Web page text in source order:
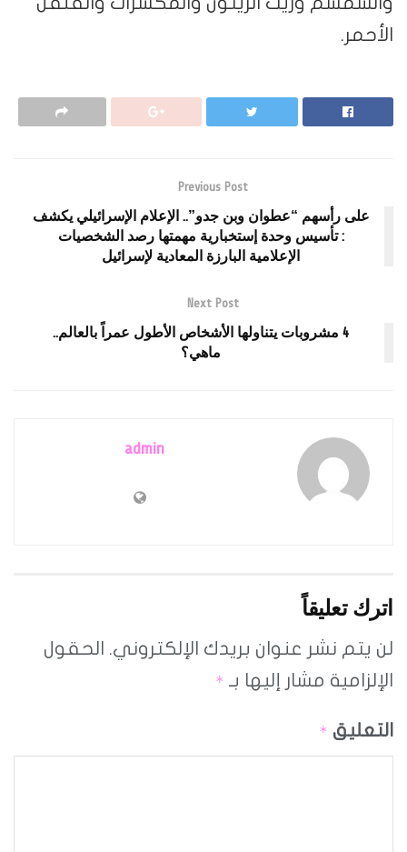
الأحمر.
Previous Post
على رأسهم “عطوان وبن جدو”.. الإعلام الإسرائيلي يكشف
: تأسيس وحدة إستخبارية مهمتها رصد الشخصيات
الإعلامية البارزة المعادية لإسرائيل
Next Post
4 مشروبات يتناولها الأشخاص الأطول عمراً بالعالم..
ماهي؟
admin
اترك تعليقاً
لن يتم نشر عنوان بريدك الإلكتروني. الحقول
الإلزامية مشار إليها بـ *
التعليق *